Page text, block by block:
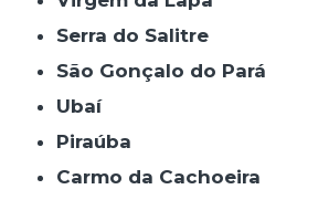
Serra do Salitre
São Gonçalo do Pará
Ubaí
Piraúba
Carmo da Cachoeira